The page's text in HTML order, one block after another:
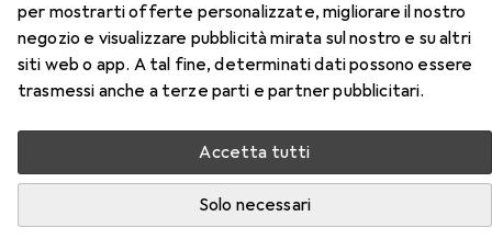
per mostrarti offerte personalizzate, migliorare il nostro
negozio e visualizzare pubblicità mirata sul nostro e su altri
siti web o app. A tal fine, determinati dati possono essere
trasmessi anche a terze parti e partner pubblicitari.
Accetta tutti
Solo necessari
Accessori per Bachmann Piastra
a parete / coperchio
dell'interruttore
Qui trovi accessori adatti per il prodotto Bachmann
Piastra a parete / coperchio dell'interruttore della
categoria Cavo USB.